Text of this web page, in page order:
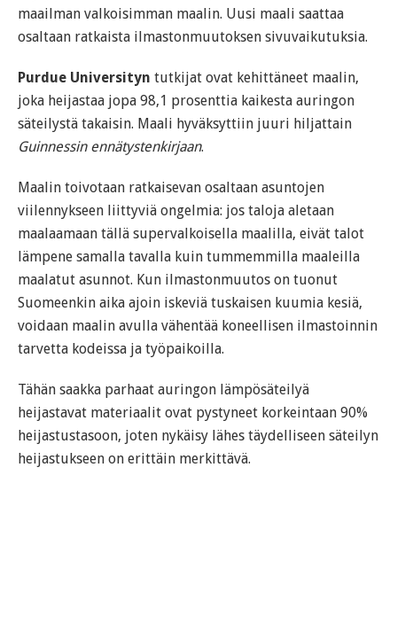
maailman valkoisimman maalin. Uusi maali saattaa
osaltaan ratkaista ilmastonmuutoksen sivuvaikutuksia.
Purdue Universityn tutkijat ovat kehittäneet maalin,
joka heijastaa jopa 98,1 prosenttia kaikesta auringon
säteilystä takaisin. Maali hyväksyttiin juuri hiljattain
Guinnessin ennätystenkirjaan.
Maalin toivotaan ratkaisevan osaltaan asuntojen
viilennykseen liittyviä ongelmia: jos taloja aletaan
maalaamaan tällä supervalkoisella maalilla, eivät talot
lämpene samalla tavalla kuin tummemmilla maaleilla
maalatut asunnot. Kun ilmastonmuutos on tuonut
Suomeenkin aika ajoin iskeviä tuskaisen kuumia kesiä,
voidaan maalin avulla vähentää koneellisen ilmastoinnin
tarvetta kodeissa ja työpaikoilla.
Tähän saakka parhaat auringon lämpösäteilyä
heijastavat materiaalit ovat pystyneet korkeintaan 90%
heijastustasoon, joten nykäisy lähes täydelliseen säteilyn
heijastukseen on erittäin merkittävä.